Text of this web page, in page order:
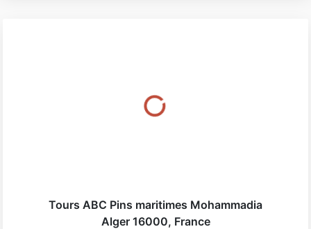
Tours ABC Pins maritimes Mohammadia
Alger 16000, France